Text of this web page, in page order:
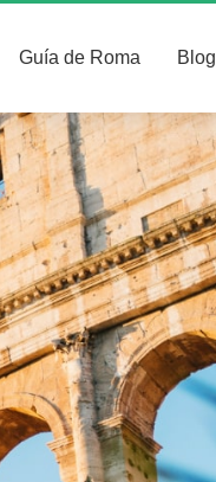
Guía de Roma Blog